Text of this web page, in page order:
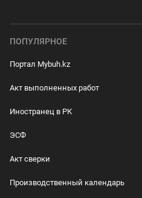
ПОПУЛЯРНОЕ
Портал Mybuh.kz
Акт выполненных работ
Иностранец в РК
ЭСФ
Акт сверки
Производственный календарь